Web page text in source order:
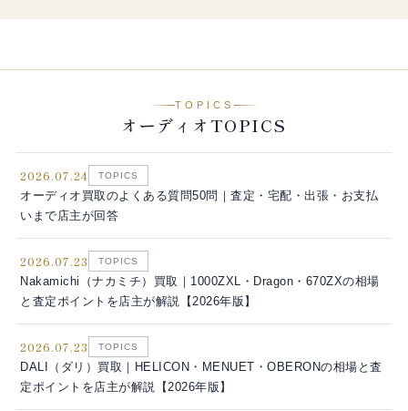
TOPICS
オーディオTOPICS
2026.07.24 TOPICS
オーディオ買取のよくある質問50問｜査定・宅配・出張・お支払
いまで店主が回答
2026.07.23 TOPICS
Nakamichi（ナカミチ）買取｜1000ZXL・Dragon・670ZXの相場
と査定ポイントを店主が解説【2026年版】
2026.07.23 TOPICS
DALI（ダリ）買取｜HELICON・MENUET・OBERONの相場と査
定ポイントを店主が解説【2026年版】